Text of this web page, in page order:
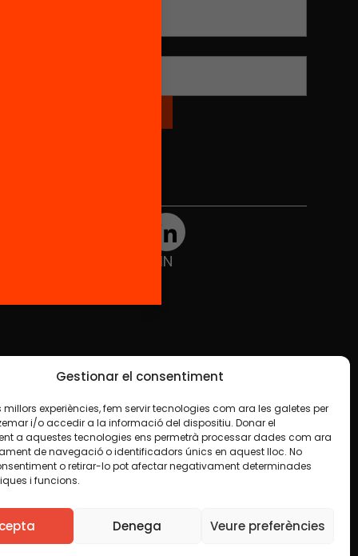
Gestionar el consentiment
millors experiències, fem servir tecnologies com ara les galetes per
i/o accedir a la informació del dispositiu. Donar el
a aquestes tecnologies ens permetrà processar dades com ara
de navegació o identificadors únics en aquest lloc. No
o retirar-lo pot afectar negativament determinades
i funcions.
Denega Veure preferències
IN
algun material indiquem el contrari. Us animem
inclosa la comercial. Només us demanem que